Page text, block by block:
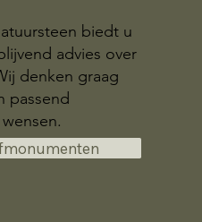
biedt u
advies over
denken graag
passend